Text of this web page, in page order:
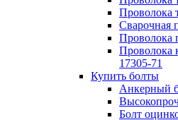
Проволока
Сварочная
Проволока
Проволока
17305-71
Купить болты
Анкерный
Болт